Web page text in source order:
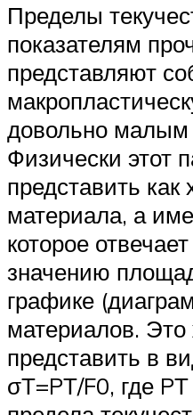
Пределы
показателям
представляют
довольно малым
Физически этот
представить как
материала, а
которое
значению
графике
материалов.
представить в
σТ=PТ/F0, где PТ